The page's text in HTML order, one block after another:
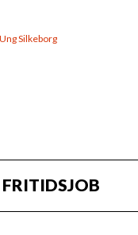
FRITIDSJOB